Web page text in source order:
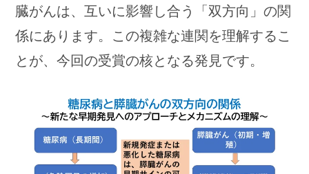
臓がんは、互いに影響し合う「双方向」の関
係にあります。この複雑な連関を理解するこ
とが、今回の受賞の核となる発見です。